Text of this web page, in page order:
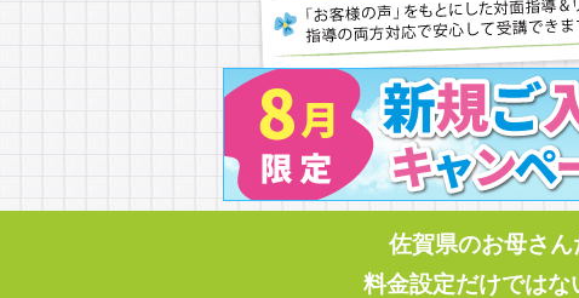
佐賀県のお母さん
料金設定だけではな